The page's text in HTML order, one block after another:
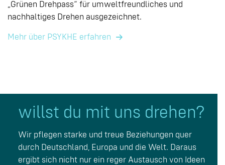
„Grünen Drehpass“ für umweltfreundliches und
nachhaltiges Drehen ausgezeichnet.
Mehr über PSYKHE erfahren
willst du mit uns drehen?
Wir pflegen starke und treue Beziehungen quer
durch Deutschland, Europa und die Welt. Daraus
ergibt sich nicht nur ein reger Austausch von Ideen